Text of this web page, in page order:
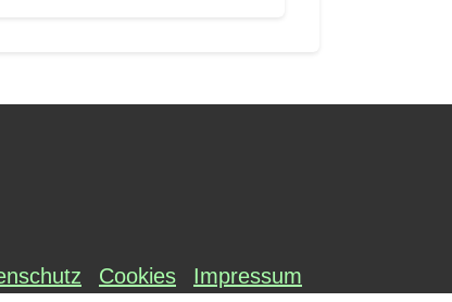
Cookies Impressum